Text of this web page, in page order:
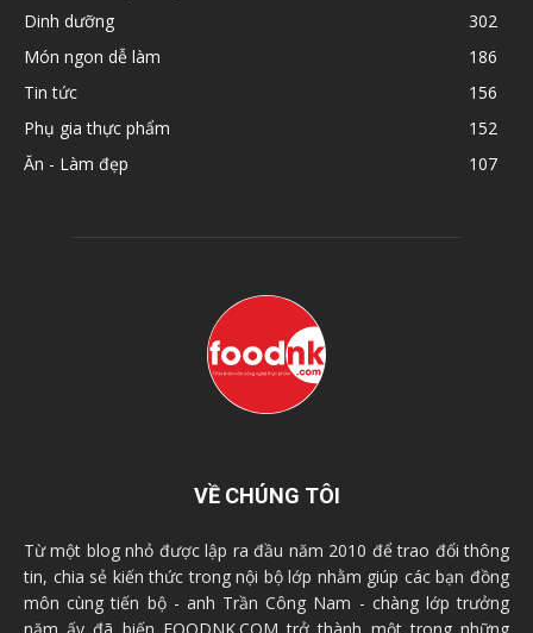
Dinh dưỡng
302
Món ngon dễ làm
186
Tin tức
156
Phụ gia thực phẩm
152
Ăn - Làm đẹp
107
VỀ CHÚNG TÔI
Từ một blog nhỏ được lập ra đầu năm 2010 để trao đổi thông
tin, chia sẻ kiến thức trong nội bộ lớp nhằm giúp các bạn đồng
môn cùng tiến bộ - anh Trần Công Nam - chàng lớp trưởng